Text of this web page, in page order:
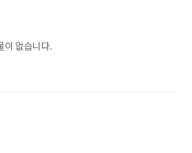
이 없습니다.